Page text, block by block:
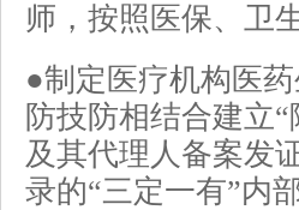
师，按照医保、卫
●制定医疗机构医
防技防相结合建立
及其代理人备案发
录的“三定一有”内